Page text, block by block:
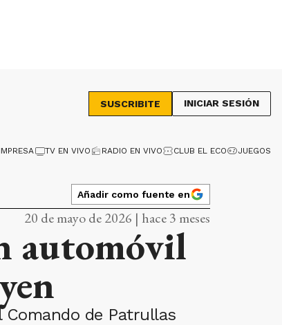
SUSCRIBITE INICIAR SESIÓN
TV EN VIVO RADIO EN VIVO CLUB EL ECO JUEGOS
Añadir como fuente en
20 de mayo de 2026 | hace 3 meses
automóvil
de Patrullas